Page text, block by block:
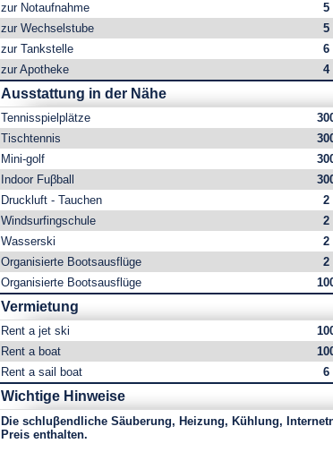
zur Notaufnahme
5
zur Wechselstube
5
zur Tankstelle
6
zur Apotheke
4
Ausstattung in der Nähe
Tennisspielplätze
Tischtennis
Mini-golf
Indoor Fuβball
Druckluft - Tauchen
2
Windsurfingschule
2
Wasserski
2
Organisierte Bootsausflüge
2
Organisierte Bootsausflüge
Vermietung
Rent a jet ski
Rent a boat
Rent a sail boat
6
Wichtige Hinweise
Die schluβendliche Säuberung, Heizung, Kühlung,
Preis enthalten.